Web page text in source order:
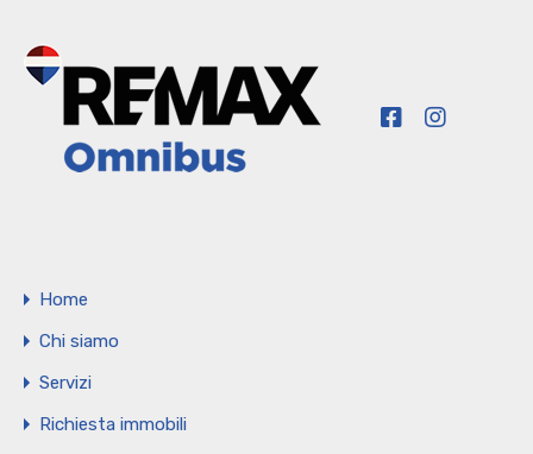
Home
Chi siamo
Servizi
Richiesta immobili